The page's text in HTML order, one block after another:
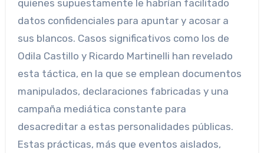
quienes supuestamente le habrían facilitado
datos confidenciales para apuntar y acosar a
sus blancos. Casos significativos como los de
Odila Castillo y Ricardo Martinelli han revelado
esta táctica, en la que se emplean documentos
manipulados, declaraciones fabricadas y una
campaña mediática constante para
desacreditar a estas personalidades públicas.
Estas prácticas, más que eventos aislados,